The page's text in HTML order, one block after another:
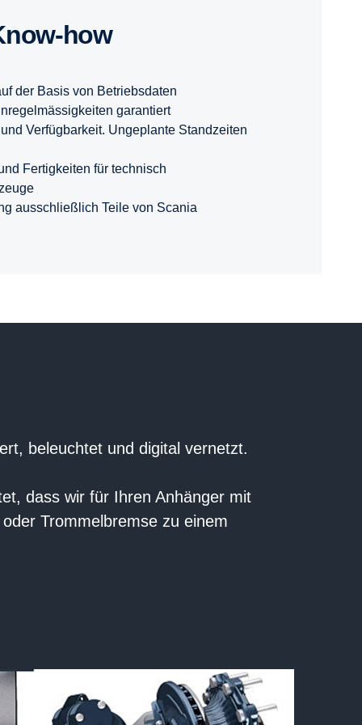
Know-how
der Basis von Betriebsdaten
garantiert
Verfügbarkeit. Ungeplante Standzeiten
Fertigkeiten für technisch
ausschließlich Teile von Scania
beleuchtet und digital vernetzt.
dass wir für Ihren Anhänger mit
Trommelbremse zu einem